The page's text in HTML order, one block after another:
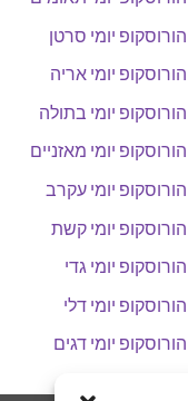
הורוסקופ יומי סרטן
הורוסקופ יומי אריה
הורוסקופ יומי בתולה
הורוסקופ יומי מאזניים
הורוסקופ יומי עקרב
הורוסקופ יומי קשת
הורוסקופ יומי גדי
הורוסקופ יומי דלי
הורוסקופ יומי דגים